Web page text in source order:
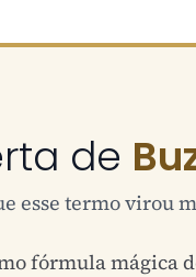
de
esse termo virou
fórmula mágica